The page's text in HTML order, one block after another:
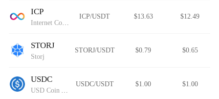
ICP ICP/USDT $13.63 $12.49
STORJ
Storj
STORJ/USDT $0.79 $0.65
USDC USDC/USDT $1.00 $1.00